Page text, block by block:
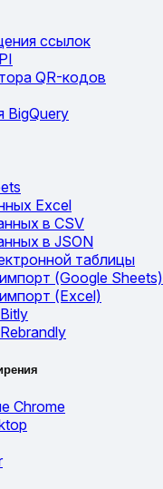
ссылок
QR-кодов
BigQuery
Excel
в CSV
в JSON
таблицы
(Google Sheets)
(Excel)
Chrome